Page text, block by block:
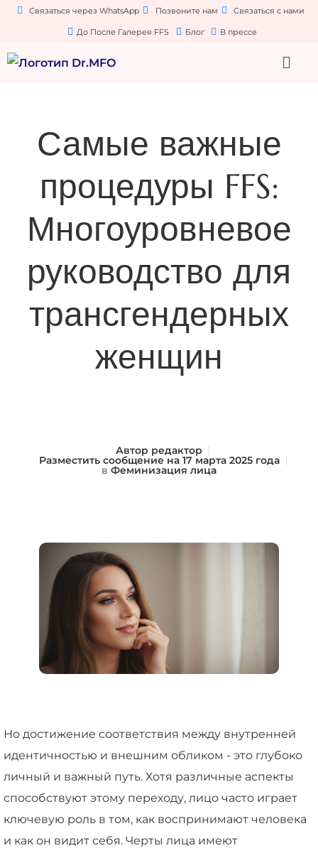
Связаться через WhatsApp Позвоните нам Связаться с нами
До После Галерея FFS Блог В прессе
Самые важные
процедуры FFS:
Многоуровневое
руководство для
трансгендерных
женщин
Автор редактор
Разместить сообщение на17 марта 2025 года
в Феминизация лица
Но достижение соответствия между внутренней
идентичностью и внешним обликом - это глубоко
личный и важный путь. Хотя различные аспекты
способствуют этому переходу, лицо часто играет
ключевую роль в том, как воспринимают человека
и как он видит себя. Черты лица имеют